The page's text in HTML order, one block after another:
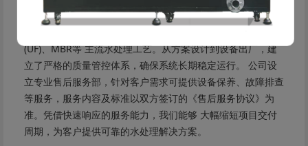
域，为客户提供从水质检测、方案设计、设备制造到安装运维
(UF)、MBR等 主流水处理工艺。从方案设计到设备出厂，建
立了严格的质量管控体系，确保系统长期稳定运行。 公司设
立专业售后服务部，针对客户需求可提供设备保养、故障排查
等服务，服务内容及标准以双方签订的《售后服务协议》为
准。凭借快速响应的服务能力，我们能够 大幅缩短项目交付
周期，为客户提供可靠的水处理解决方案。